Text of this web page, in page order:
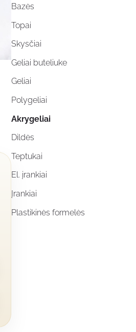
Bazės
Topai
Skysčiai
Geliai buteliuke
Geliai
Polygeliai
Akrygeliai
Dildės
Teptukai
El. įrankiai
Įrankiai
Plastikinės formelės